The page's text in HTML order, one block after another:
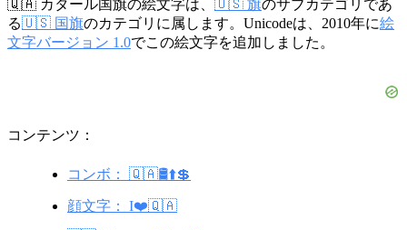
🇶🇦 カタール国旗の絵文字は、 🇺🇸 旗のサブカテゴリであ
る🇺🇸 国旗のカテゴリに属します。Unicodeは、2010年に絵
文字バージョン 1.0でこの絵文字を追加しました。
コンテンツ：
コンボ： 🇶🇦🛢️⬆️💲
顔文字： I❤️🇶🇦